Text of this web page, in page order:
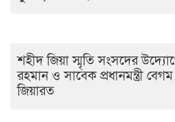
শহীদ জিয়া স্মৃতি সংসদের
রহমান ও সাবেক প্রধানমন্ত্রী
জিয়ারত